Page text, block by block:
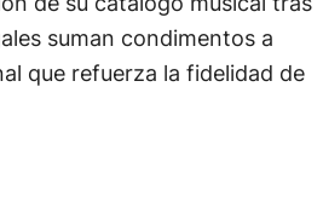
suman condimentos a
que refuerza la fidelidad de